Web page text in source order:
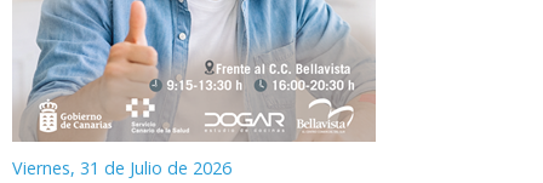
Viernes, 31 de Julio de 2026